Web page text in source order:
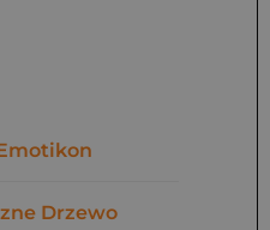
Drzewo